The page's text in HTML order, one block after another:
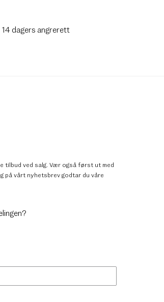
14 dagers angrerett
tilbud ved salg. Vær også først ut med
på vårt nyhetsbrev godtar du våre